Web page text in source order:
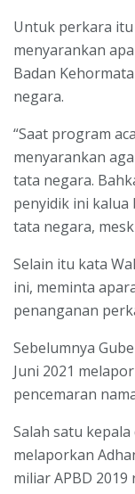
Untuk perkara
menyarankan
Badan
negara.
“Saat program
menyarankan
tata negara.
penyidik ini
tata negara,
Selain itu kata
ini, meminta
penanganan
Sebelumnya
Juni 2021
pencemaran
Salah satu
melaporkan
miliar APBD